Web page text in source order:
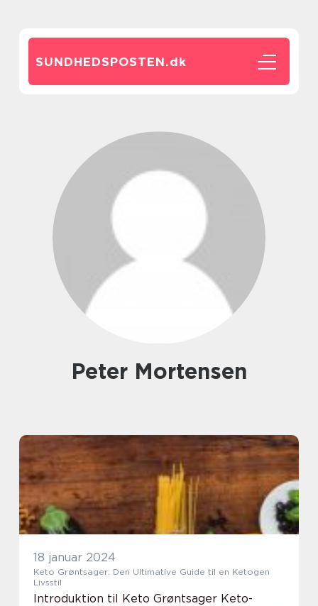
SUNDHEDSPOSTEN.dk
Peter Mortensen
18 januar 2024
Keto Grøntsager: Den Ultimative Guide til en Ketogen
Livsstil
Introduktion til Keto Grøntsager Keto-